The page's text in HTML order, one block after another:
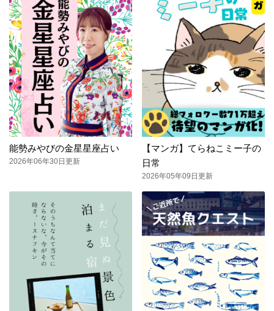
能勢みやびの金星星座占い
2026年06年30日更新
【マンガ】てらねこミー子の
日常
2026年05年09日更新